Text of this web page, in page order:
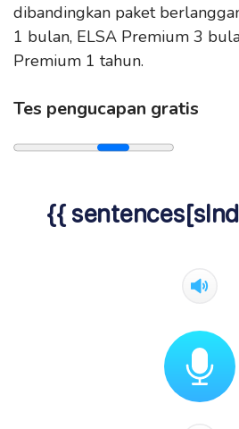
dibandingkan paket
1 bulan, ELSA Premium 3
Premium 1 tahun.
Tes pengucapan gratis
{{